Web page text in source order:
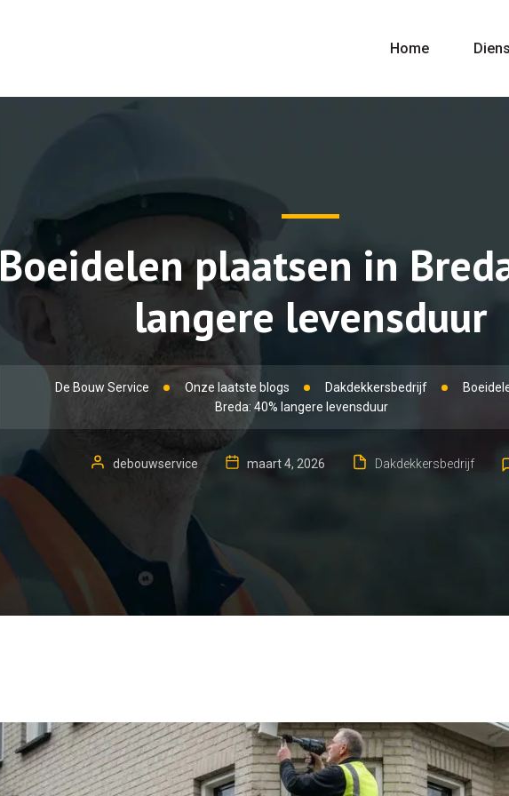
Home
Boeidelen plaatsen in
langere levensduur
De Bouw Service Onze laatste blogs Dakdekkersbedrijf
Breda: 40% langere levensduur
debouwservice maart 4, 2026 Dakdekkersbedrijf